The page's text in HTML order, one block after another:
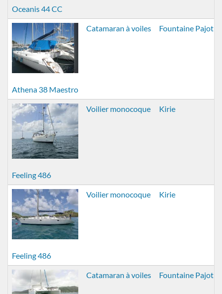
Oceanis 44 CC
Athena 38 Maestro
Catamaran à voiles Fountaine Pajot
Feeling 486
Voilier monocoque Kirie
Feeling 486
Voilier monocoque Kirie
Catamaran à voiles Fountaine Pajot